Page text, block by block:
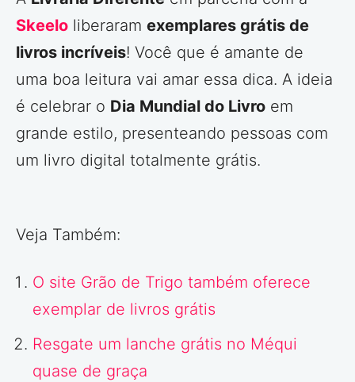
Skeelo liberaram exemplares grátis de
livros incríveis! Você que é amante de
uma boa leitura vai amar essa dica. A ideia
é celebrar o Dia Mundial do Livro em
grande estilo, presenteando pessoas com
um livro digital totalmente grátis.
Veja Também:
O site Grão de Trigo também oferece
exemplar de livros grátis
Resgate um lanche grátis no Méqui
quase de graça